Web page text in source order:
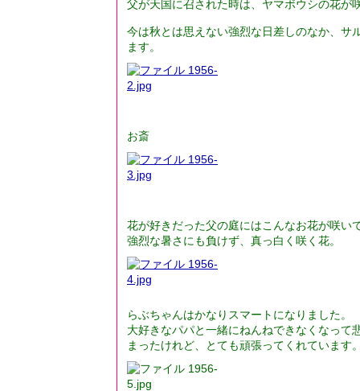
父が天国に召された時は、ヤマボウシの花が
今は秋とは思えない強烈な日差しのなか、サ
ます。
お斎
花が好きだった父の庭にはこんなお花が咲い
強烈な暑さにも負けず、真っ白く咲く花。
らぶちゃんはかなりスマートになりました。
大好きなパパと一緒にねんねできなくなって
まったけれど、とても頑張ってくれています